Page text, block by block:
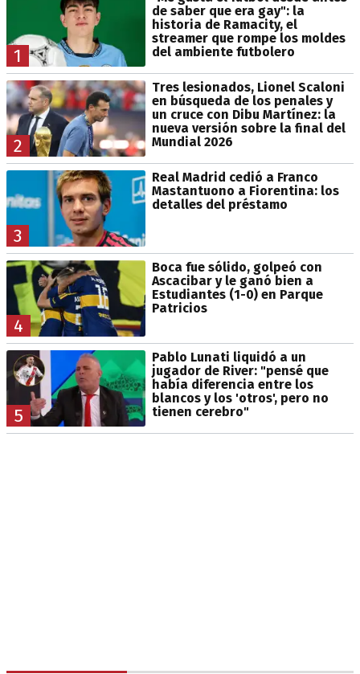
1
de saber que era gay": la
historia de Ramacity, el
streamer que rompe los moldes
del ambiente futbolero
2
Tres lesionados, Lionel Scaloni
en búsqueda de los penales y
un cruce con Dibu Martínez: la
nueva versión sobre la final del
Mundial 2026
3
Real Madrid cedió a Franco
Mastantuono a Fiorentina: los
detalles del préstamo
4
Boca fue sólido, golpeó con
Ascacibar y le ganó bien a
Estudiantes (1-0) en Parque
Patricios
5
Pablo Lunati liquidó a un
jugador de River: "pensé que
había diferencia entre los
blancos y los 'otros', pero no
tienen cerebro"